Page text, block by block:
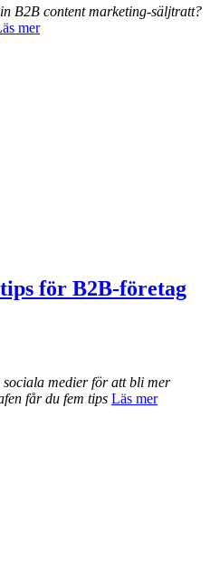
B2B content marketing-säljtratt?
mer
för B2B-företag
medier för att bli mer
får du fem tips Läs mer